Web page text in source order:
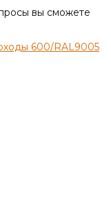
вы сможете
600/RAL9005